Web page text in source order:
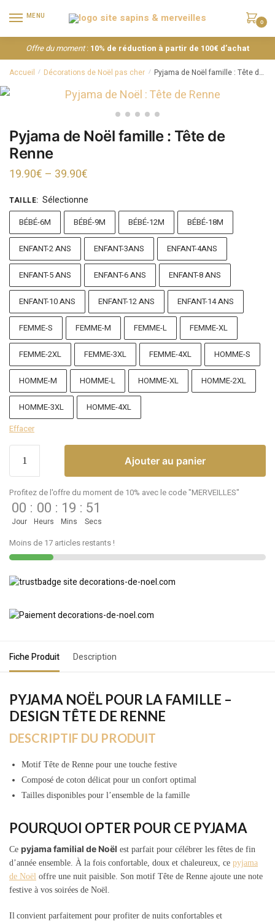
MENU
0
Offre du moment: 10% de réduction à partir de 100€ d’achat
Accueil / Décorations de Noël pas cher / Pyjama de Noël famille : Tête de Renne
Pyjama de Noël famille : Tête de
Renne
19.90€ – 39.90€
TAILLE: Sélectionne
BÉBÉ-6M BÉBÉ-9M BÉBÉ-12M BÉBÉ-18M
ENFANT-2 ANS ENFANT-3ANS ENFANT-4ANS
ENFANT-5 ANS ENFANT-6 ANS ENFANT-8 ANS
ENFANT-10 ANS ENFANT-12 ANS ENFANT-14 ANS
FEMME-S FEMME-M FEMME-L FEMME-XL
FEMME-2XL FEMME-3XL FEMME-4XL HOMME-S
HOMME-M HOMME-L HOMME-XL HOMME-2XL
HOMME-3XL
HOMME-4XL
Effacer
Ajouter au panier
Profitez de l'offre du moment de 10% avec le code "MERVEILLES"
00
Jour
: 00
Heurs
: 19
Mins
: 51
Secs
Moins de 17 articles restants !
Fiche Produit Description
PYJAMA NOËL POUR LA FAMILLE –
DESIGN TÊTE DE RENNE
DESCRIPTIF DU PRODUIT
Motif Tête de Renne pour une touche festive
Composé de coton délicat pour un confort optimal
Tailles disponibles pour l’ensemble de la famille
POURQUOI OPTER POUR CE PYJAMA
Ce pyjama familial de Noël est parfait pour célébrer les fêtes de fin
d’année ensemble. À la fois confortable, doux et chaleureux, ce pyjama
de Noël offre une nuit paisible. Son motif Tête de Renne ajoute une note
festive à vos soirées de Noël.
Il convient parfaitement pour profiter de nuits confortables et